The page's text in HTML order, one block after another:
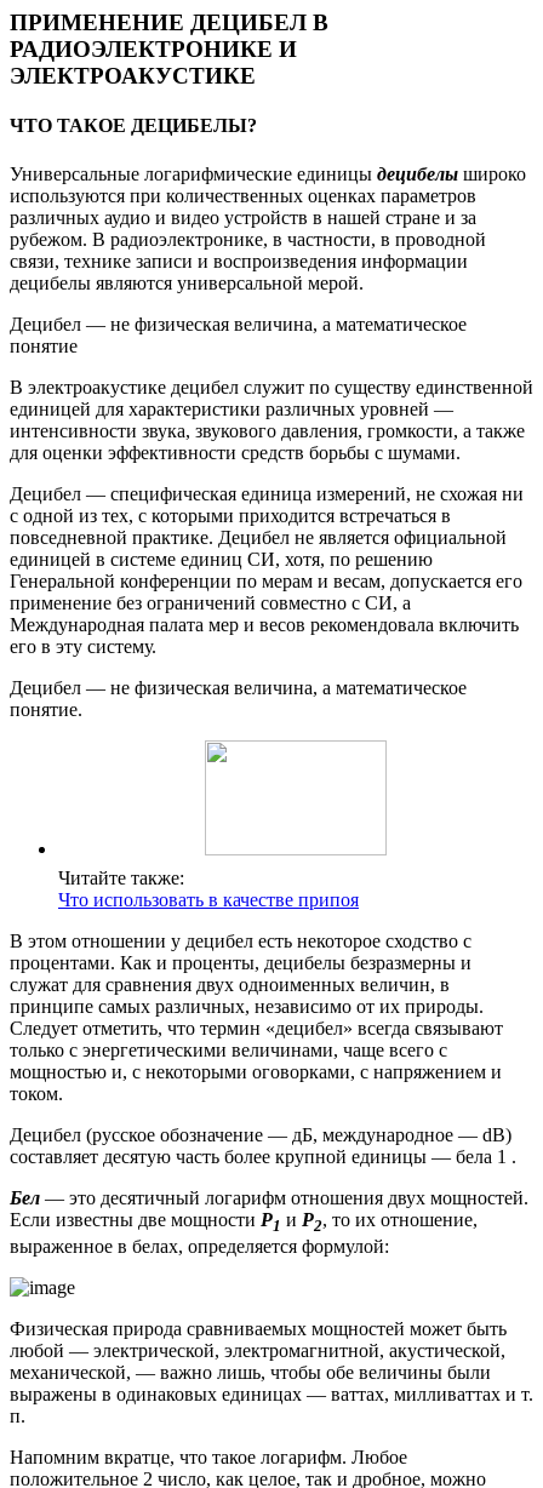
ПРИМЕНЕНИЕ ДЕЦИБЕЛ В
РАДИОЭЛЕКТРОНИКЕ И
ЭЛЕКТРОАКУСТИКЕ
ЧТО ТАКОЕ ДЕЦИБЕЛЫ?
Универсальные логарифмические единицы децибелы широко
используются при количественных оценках параметров
различных аудио и видео устройств в нашей стране и за
рубежом. В радиоэлектронике, в частности, в проводной
связи, технике записи и воспроизведения информации
децибелы являются универсальной мерой.
Децибел — не физическая величина, а математическое
понятие
В электроакустике децибел служит по существу единственной
единицей для характеристики различных уровней —
интенсивности звука, звукового давления, громкости, а также
для оценки эффективности средств борьбы с шумами.
Децибел — специфическая единица измерений, не схожая ни
с одной из тех, с которыми приходится встречаться в
повседневной практике. Децибел не является официальной
единицей в системе единиц СИ, хотя, по решению
Генеральной конференции по мерам и весам, допускается его
применение без ограничений совместно с СИ, а
Международная палата мер и весов рекомендовала включить
его в эту систему.
Децибел — не физическая величина, а математическое
понятие.
Читайте также:
Что использовать в качестве припоя
В этом отношении у децибел есть некоторое сходство с
процентами. Как и проценты, децибелы безразмерны и
служат для сравнения двух одноименных величин, в
принципе самых различных, независимо от их природы.
Следует отметить, что термин «децибел» всегда связывают
только с энергетическими величинами, чаще всего с
мощностью и, с некоторыми оговорками, с напряжением и
током.
Децибел (русское обозначение — дБ, международное — dB)
составляет десятую часть более крупной единицы — бела 1 .
Бел — это десятичный логарифм отношения двух мощностей.
Если известны две мощности Р1 и Р2, то их отношение,
выраженное в белах, определяется формулой:
Физическая природа сравниваемых мощностей может быть
любой — электрической, электромагнитной, акустической,
механической, — важно лишь, чтобы обе величины были
выражены в одинаковых единицах — ваттах, милливаттах и т.
п.
Напомним вкратце, что такое логарифм. Любое
положительное 2 число, как целое, так и дробное, можно